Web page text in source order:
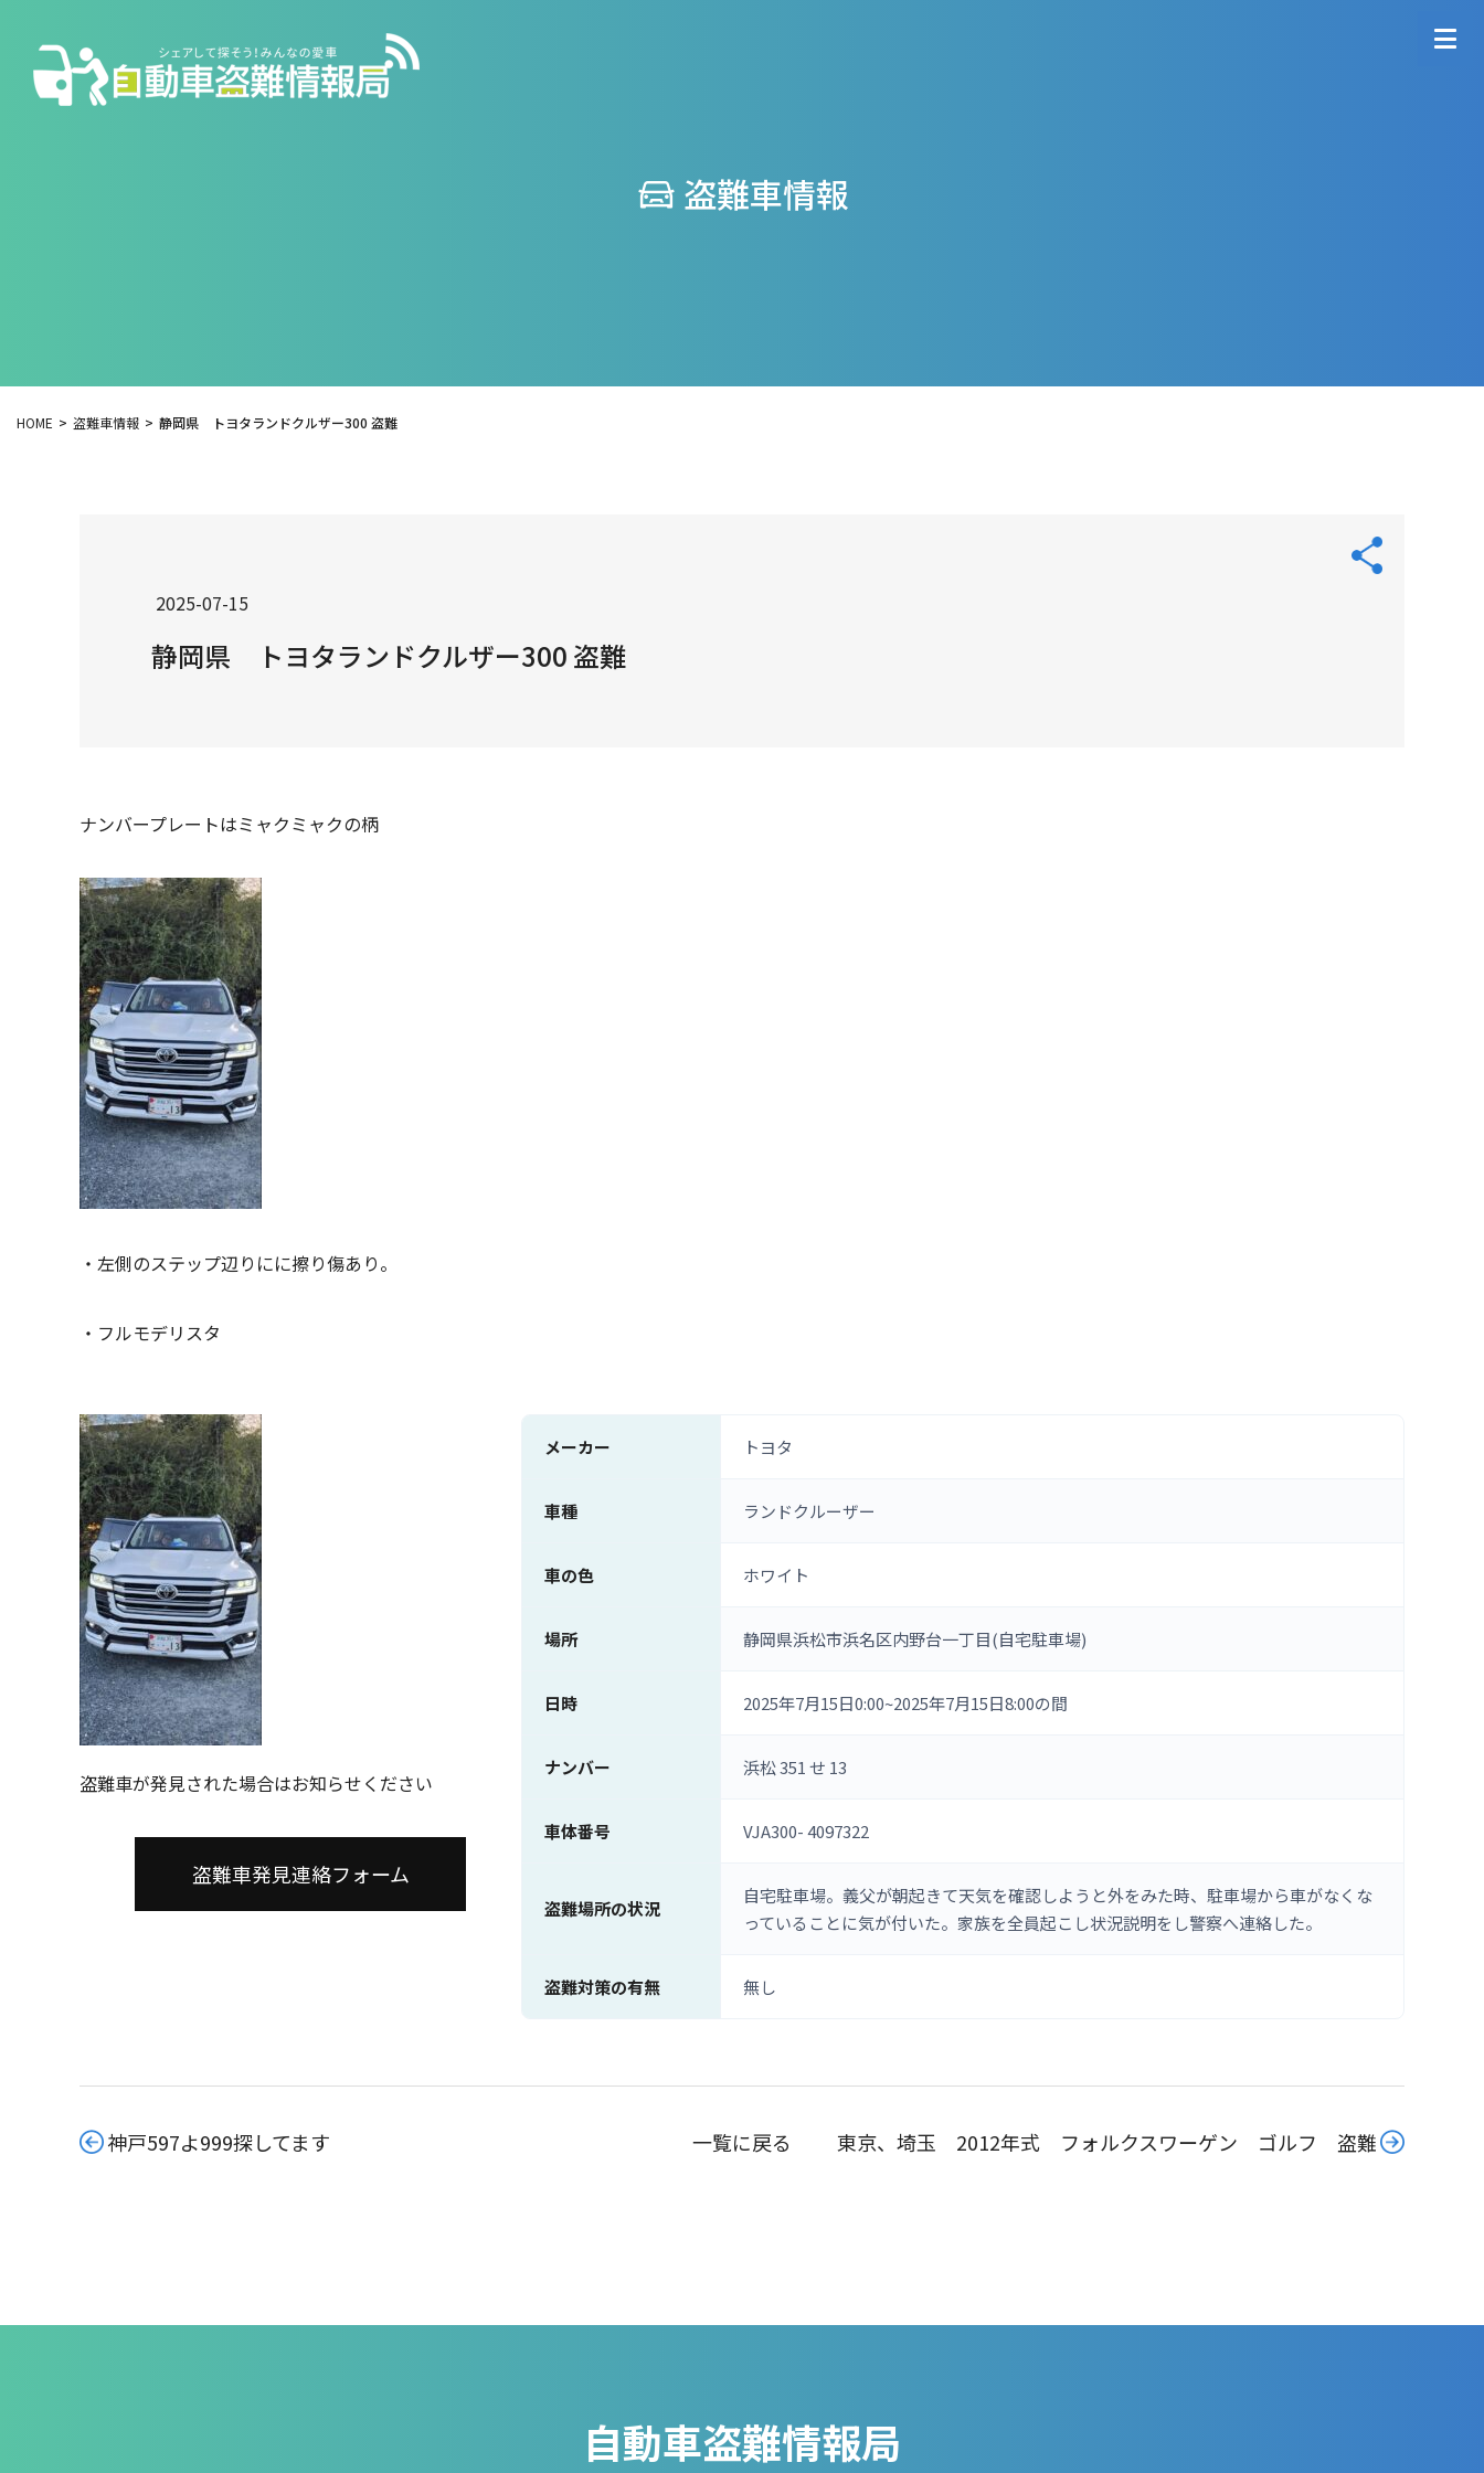
盗難車情報
HOME 盗難車情報 静岡県 トヨタランドクルザー300 盗難
2025-07-15
静岡県 トヨタランドクルザー300 盗難
ナンバープレートはミャクミャクの柄
・左側のステップ辺りにに擦り傷あり。
・フルモデリスタ
盗難車が発見された場合はお知らせください
盗難車発見連絡フォーム
メーカー トヨタ
車種 ランドクルーザー
車の色 ホワイト
場所 静岡県浜松市浜名区内野台一丁目(自宅駐車場)
日時 2025年7月15日0:00~2025年7月15日8:00の間
ナンバー 浜松 351 せ 13
車体番号 VJA300- 4097322
盗難場所の状況
自宅駐車場。義父が朝起きて天気を確認しようと外をみた時、駐車場から車がなくな
っていることに気が付いた。家族を全員起こし状況説明をし警察へ連絡した。
盗難対策の有無 無し
神戸597よ999探してます 一覧に戻る 東京、埼玉 2012年式 フォルクスワーゲン ゴルフ 盗難
自動車盗難情報局